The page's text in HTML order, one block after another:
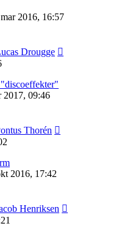
2016, 16:57
Drougge
2017, 09:46
Thorén
2016, 17:42
Henriksen